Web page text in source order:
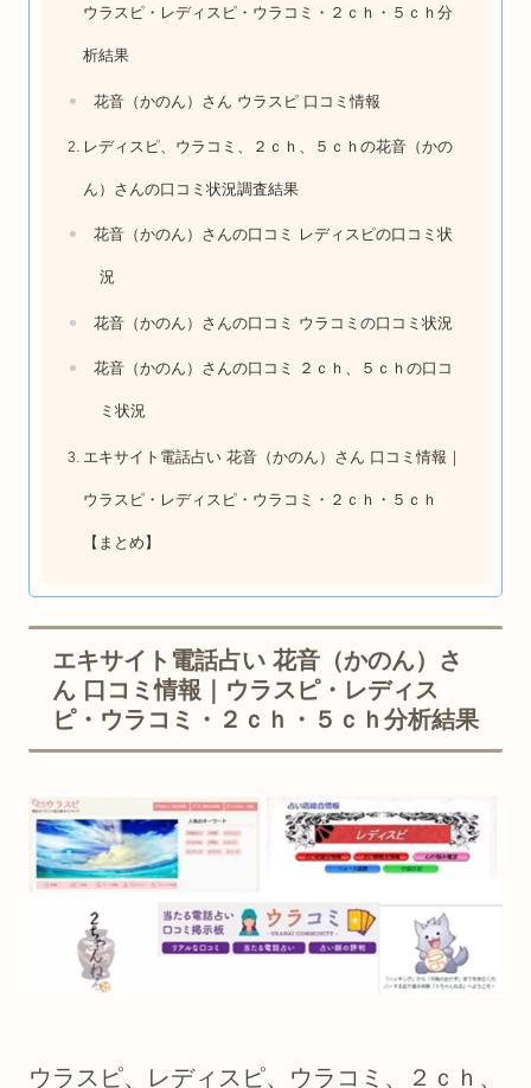
ウラスピ・レディスピ・ウラコミ・２ｃｈ・５ｃｈ分
析結果
花音（かのん）さん ウラスピ 口コミ情報
レディスピ、ウラコミ、２ｃｈ、５ｃｈの花音（かの
ん）さんの口コミ状況調査結果
花音（かのん）さんの口コミ レディスピの口コミ状
況
花音（かのん）さんの口コミ ウラコミの口コミ状況
花音（かのん）さんの口コミ ２ｃｈ、５ｃｈの口コ
ミ状況
エキサイト電話占い 花音（かのん）さん 口コミ情報｜
ウラスピ・レディスピ・ウラコミ・２ｃｈ・５ｃｈ
【まとめ】
エキサイト電話占い 花音（かのん）さ
ん 口コミ情報｜ウラスピ・レディス
ピ・ウラコミ・２ｃｈ・５ｃｈ分析結果
ウラスピ、レディスピ、ウラコミ、２ｃｈ、